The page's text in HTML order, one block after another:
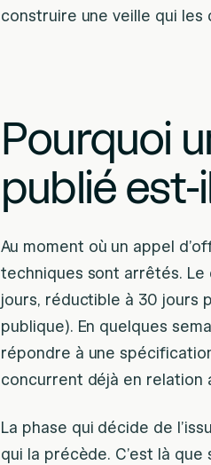
construire une veille qui les
Pourquoi
publié
Au moment où un appel
techniques sont arrêtés.
jours, réductible à 30 jours
publique). En quelques
répondre à une
concurrent déjà en relation
La phase qui décide de
qui la précède. C’est là